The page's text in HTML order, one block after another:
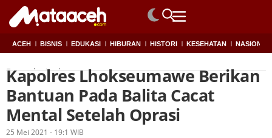
ACEH BISNIS EDUKASI HIBURAN HISTORI KESEHATAN NASIONAL
Beranda Aceh
Kapolres Lhokseumawe Berikan
Bantuan Pada Balita Cacat
Mental Setelah Oprasi
OlehRedaksi
25 Mei 2021 - 19:1 WIB